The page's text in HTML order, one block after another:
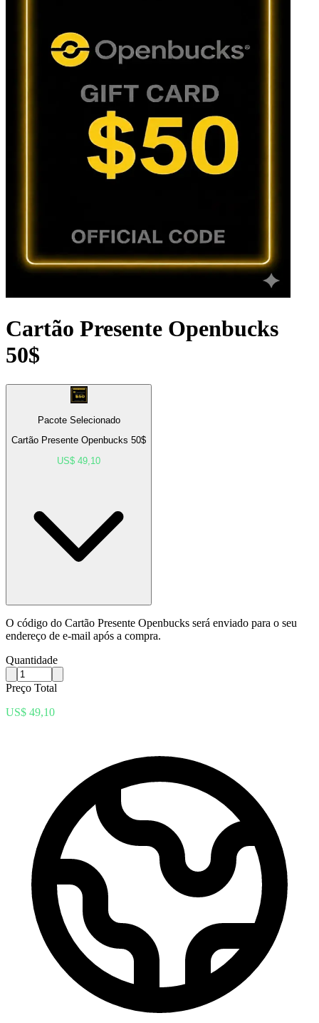
Cartão Presente Openbucks
50$
Pacote Selecionado
Cartão Presente Openbucks 50$
US$ 49,10
O código do Cartão Presente Openbucks será enviado para o seu
endereço de e-mail após a compra.
Quantidade
Preço Total
US$ 49,10